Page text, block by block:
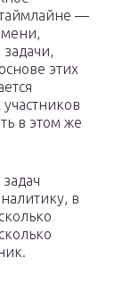
—
этих
в этом же
в